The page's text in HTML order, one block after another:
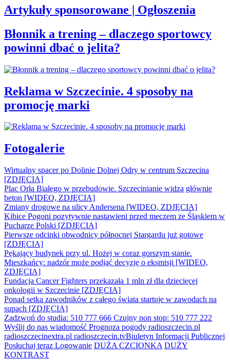
Artykuły sponsorowane | Ogłoszenia
Błonnik a trening – dlaczego sportowcy
powinni dbać o jelita?
Reklama w Szczecinie. 4 sposoby na
promocję marki
Fotogalerie
Wirtualny spacer po Dolinie Dolnej Odry w centrum Szczecina
[ZDJĘCIA]
Plac Orła Białego w przebudowie. Szczecinianie widzą głównie
beton [WIDEO, ZDJĘCIA]
Zmiany drogowe na ulicy Andersena [WIDEO, ZDJĘCIA]
Kibice Pogoni pozytywnie nastawieni przed meczem ze Śląskiem w
Pucharze Polski [ZDJĘCIA]
Pierwsze odcinki obwodnicy północnej Stargardu już gotowe
[ZDJĘCIA]
Pękający budynek przy ul. Hożej w coraz gorszym stanie.
Mieszkańcy: nadzór może podjąć decyzję o eksmisji [WIDEO,
ZDJĘCIA]
Fundacja Cancer Fighters przekazała 1 mln zł dla dziecięcej
onkologii w Szczecinie [ZDJĘCIA]
Ponad setka zawodników z całego świata startuje w zawodach na
supach [ZDJĘCIA]
Zadzwoń do studia: 510 777 666 Czujny non stop: 510 777 222
Wyślij do nas wiadomość Prognoza pogody radioszczecin.pl
radioszczecinextra.pl radioszczecin.tvBiuletyn Informacji Publicznej
Posłuchaj teraz Logowanie DUŻA CZCIONKA DUŻY
KONTRAST